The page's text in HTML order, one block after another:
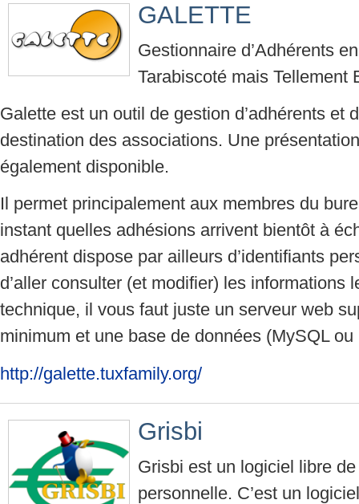
GALETTE
Gestionnaire d’Adhérents
Tarabiscoté mais Tellement
Galette est un outil de gestion d’adhérents et
destination des associations. Une
également disponible.
Il permet principalement aux membres du
instant quelles adhésions arrivent bientôt à
adhérent dispose par ailleurs d’identifiants
d’aller consulter (et modifier) les informations
technique, il vous faut juste un serveur web
minimum et une base de données (MySQL
http://galette.tuxfamily.org/
Grisbi
Grisbi est un logiciel libre
personnelle. C’est un